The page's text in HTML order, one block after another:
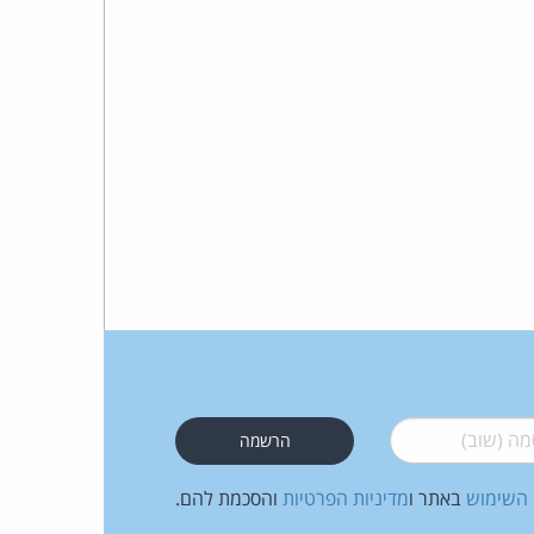
(שוב)*
השימוש באתר ומדיניות הפרטיות והסכמת להם.